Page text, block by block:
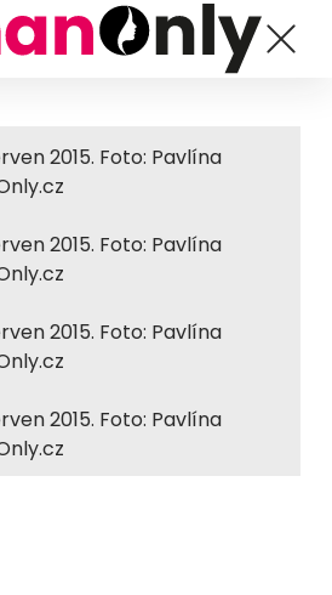
2015. Foto: Pavlína
2015. Foto: Pavlína
2015. Foto: Pavlína
2015. Foto: Pavlína